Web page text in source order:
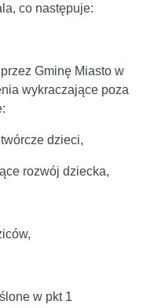
co następuje:
Gminę Miasto w
wykraczające poza
dzieci,
rozwój dziecka,
w pkt 1